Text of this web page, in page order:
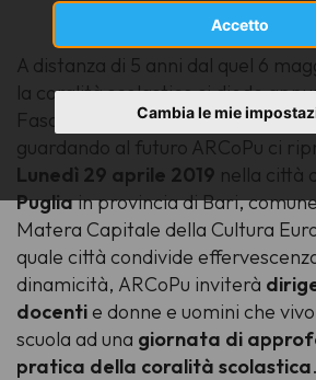
Accetto
Cambia le mie
A distanza di 5 anni dal quel 6
la coralità scolastico si diede
Fasano per verificare le
guardando al futuro ARCoPu ci
Lunedì 29 aprile 2019 nella città
Pugliain provincia di Bari,
Matera Capitale della Cultura
quale città condivide
dinamicità, ARCoPu inviterà
docentie donne e uomini che
scuola ad una giornata di
pratica della coralità scolastica.